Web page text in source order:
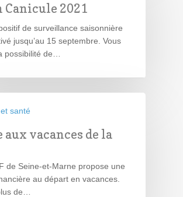
Canicule 2021
de surveillance saisonnière
jusqu’au 15 septembre. Vous
possibilité de…
santé
aux vacances de la
de Seine-et-Marne propose une
au départ en vacances.
de…